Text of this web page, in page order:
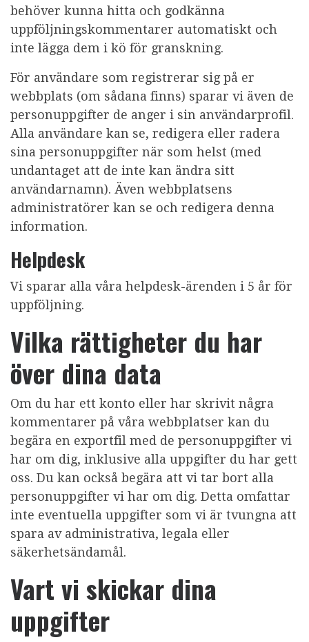
behöver kunna hitta och godkänna
uppföljningskommentarer automatiskt och
inte lägga dem i kö för granskning.
För användare som registrerar sig på er
webbplats (om sådana finns) sparar vi även de
personuppgifter de anger i sin användarprofil.
Alla användare kan se, redigera eller radera
sina personuppgifter när som helst (med
undantaget att de inte kan ändra sitt
användarnamn). Även webbplatsens
administratörer kan se och redigera denna
information.
Helpdesk
Vi sparar alla våra helpdesk-ärenden i 5 år för
uppföljning.
Vilka rättigheter du har
över dina data
Om du har ett konto eller har skrivit några
kommentarer på våra webbplatser kan du
begära en exportfil med de personuppgifter vi
har om dig, inklusive alla uppgifter du har gett
oss. Du kan också begära att vi tar bort alla
personuppgifter vi har om dig. Detta omfattar
inte eventuella uppgifter som vi är tvungna att
spara av administrativa, legala eller
säkerhetsändamål.
Vart vi skickar dina
uppgifter